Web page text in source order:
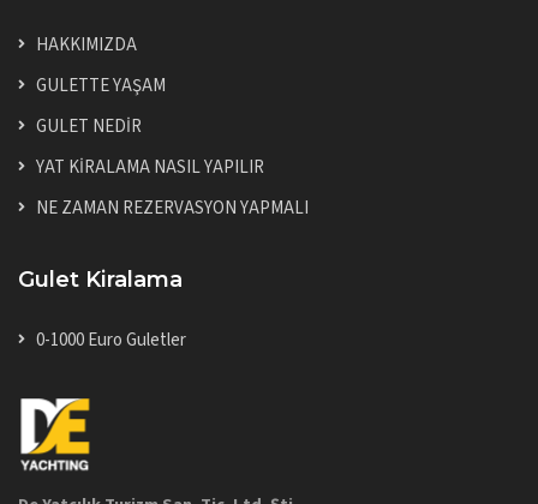
HAKKIMIZDA
GULETTE YAŞAM
GULET NEDİR
YAT KİRALAMA NASIL YAPILIR
NE ZAMAN REZERVASYON YAPMALI
Gulet Kiralama
0-1000 Euro Guletler